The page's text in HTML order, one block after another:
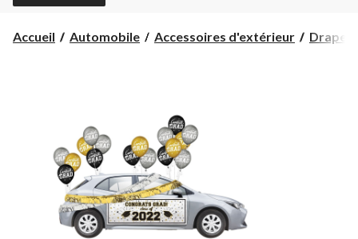
Accueil Automobile Accessoires d'extérieur